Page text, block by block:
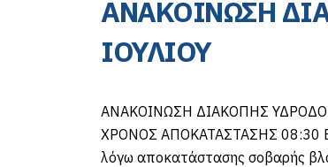
ΑΝΑΚΟΙΝΩΣΗ
ΙΟΥΛΙΟΥ
ΑΝΑΚΟΙΝΩΣΗ ΔΙΑΚΟΠΗΣ
ΧΡΟΝΟΣ ΑΠΟΚΑΤΑΣΤΑΣΗΣ 08:30
λόγω αποκατάστασης σοβαρής